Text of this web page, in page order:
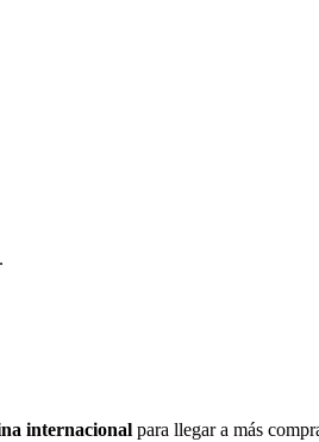
internacional para llegar a más